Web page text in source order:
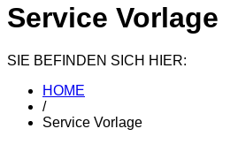
Service Vorlage
SIE BEFINDEN SICH HIER:
HOME
/
Service Vorlage